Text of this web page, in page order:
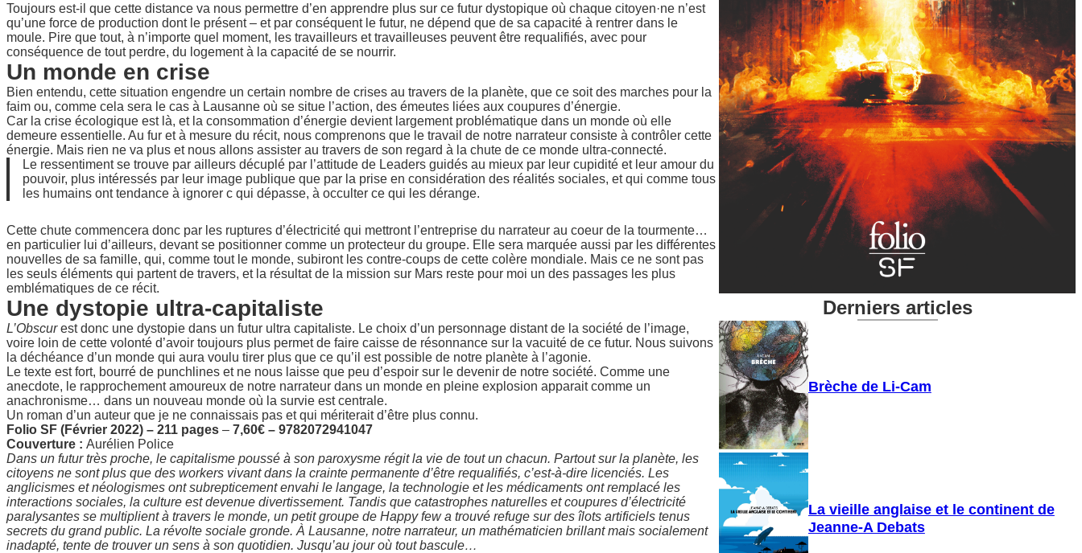
Toujours est-il que cette distance va nous permettre d’en apprendre plus sur ce futur dystopique où chaque citoyen·ne n’est
qu’une force de production dont le présent – et par conséquent le futur, ne dépend que de sa capacité à rentrer dans le
moule. Pire que tout, à n’importe quel moment, les travailleurs et travailleuses peuvent être requalifiés, avec pour
conséquence de tout perdre, du logement à la capacité de se nourrir.
Un monde en crise
Bien entendu, cette situation engendre un certain nombre de crises au travers de la planète, que ce soit des marches pour la
faim ou, comme cela sera le cas à Lausanne où se situe l’action, des émeutes liées aux coupures d’énergie.
Car la crise écologique est là, et la consommation d’énergie devient largement problématique dans un monde où elle
demeure essentielle. Au fur et à mesure du récit, nous comprenons que le travail de notre narrateur consiste à contrôler cette
énergie. Mais rien ne va plus et nous allons assister au travers de son regard à la chute de ce monde ultra-connecté.
Le ressentiment se trouve par ailleurs décuplé par l’attitude de Leaders guidés au mieux par leur cupidité et leur amour du
pouvoir, plus intéressés par leur image publique que par la prise en considération des réalités sociales, et qui comme tous
les humains ont tendance à ignorer c qui dépasse, à occulter ce qui les dérange.
Cette chute commencera donc par les ruptures d’électricité qui mettront l’entreprise du narrateur au coeur de la tourmente…
en particulier lui d’ailleurs, devant se positionner comme un protecteur du groupe. Elle sera marquée aussi par les différentes
nouvelles de sa famille, qui, comme tout le monde, subiront les contre-coups de cette colère mondiale. Mais ce ne sont pas
les seuls éléments qui partent de travers, et la résultat de la mission sur Mars reste pour moi un des passages les plus
emblématiques de ce récit.
Une dystopie ultra-capitaliste
L’Obscurest donc une dystopie dans un futur ultra capitaliste. Le choix d’un personnage distant de la société de l’image,
voire loin de cette volonté d’avoir toujours plus permet de faire caisse de résonnance sur la vacuité de ce futur. Nous suivons
la déchéance d’un monde qui aura voulu tirer plus que ce qu’il est possible de notre planète à l’agonie.
Le texte est fort, bourré de punchlines et ne nous laisse que peu d’espoir sur le devenir de notre société. Comme une
anecdote, le rapprochement amoureux de notre narrateur dans un monde en pleine explosion apparait comme un
anachronisme… dans un nouveau monde où la survie est centrale.
Un roman d’un auteur que je ne connaissais pas et qui mériterait d’être plus connu.
Folio SF (Février 2022) – 211 pages – 7,60€ – 9782072941047
Couverture : Aurélien Police
Dans un futur très proche, le capitalisme poussé à son paroxysme régit la vie de tout un chacun. Partout sur la planète, les
citoyens ne sont plus que des workers vivant dans la crainte permanente d’être requalifiés, c’est-à-dire licenciés. Les
anglicismes et néologismes ont subrepticement envahi le langage, la technologie et les médicaments ont remplacé les
interactions sociales, la culture est devenue divertissement. Tandis que catastrophes naturelles et coupures d’électricité
paralysantes se multiplient à travers le monde, un petit groupe de Happy few a trouvé refuge sur des îlots artificiels tenus
secrets du grand public. La révolte sociale gronde. À Lausanne, notre narrateur, un mathématicien brillant mais socialement
inadapté, tente de trouver un sens à son quotidien. Jusqu’au jour où tout bascule…
Derniers articles
Brèche de Li-Cam
La vieille anglaise et le continent de
Jeanne-A Debats